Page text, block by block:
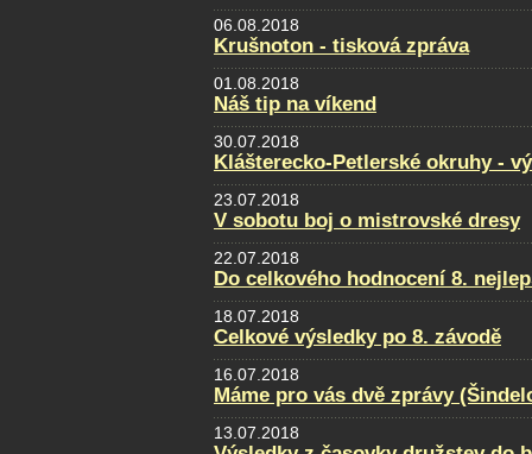
06.08.2018
Krušnoton - tisková zpráva
01.08.2018
Náš tip na víkend
30.07.2018
Klášterecko-Petlerské okruhy -
23.07.2018
V sobotu boj o mistrovské dresy
22.07.2018
Do celkového hodnocení 8.
18.07.2018
Celkové výsledky po 8. závodě
16.07.2018
Máme pro vás dvě zprávy
13.07.2018